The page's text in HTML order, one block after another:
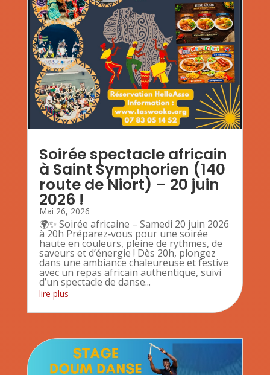
Soirée spectacle africain
à Saint Symphorien (140
route de Niort) – 20 juin
2026 !
Mai 26, 2026
🌍✨ Soirée africaine – Samedi 20 juin 2026
à 20h Préparez‑vous pour une soirée
haute en couleurs, pleine de rythmes, de
saveurs et d’énergie ! Dès 20h, plongez
dans une ambiance chaleureuse et festive
avec un repas africain authentique, suivi
d’un spectacle de danse...
lire plus